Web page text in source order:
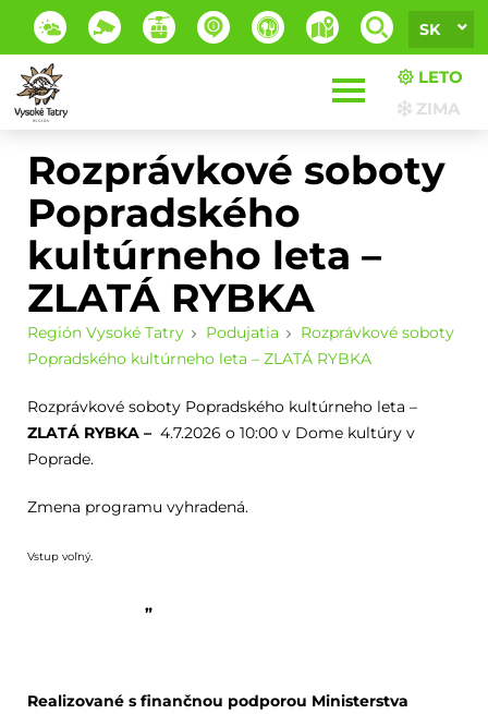
SK
LETO
ZIMA
Rozprávkové soboty
Popradského
kultúrneho leta –
ZLATÁ RYBKA
Región Vysoké Tatry Podujatia
Rozprávkové soboty
Popradského kultúrneho leta – ZLATÁ RYBKA
Rozprávkové soboty Popradského kultúrneho leta –
ZLATÁ RYBKA –4.7.2026 o 10:00 v Dome kultúry v
Poprade.
Zmena programu vyhradená.
Vstup voľný.
„
Realizované s finančnou podporou Ministerstva